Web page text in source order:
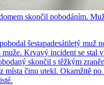
skončil pobodáním.
šestapadesátiletý muž
Krvavý incident se stal
skončil s těžkým
místa činu utekl. Okamžitě po